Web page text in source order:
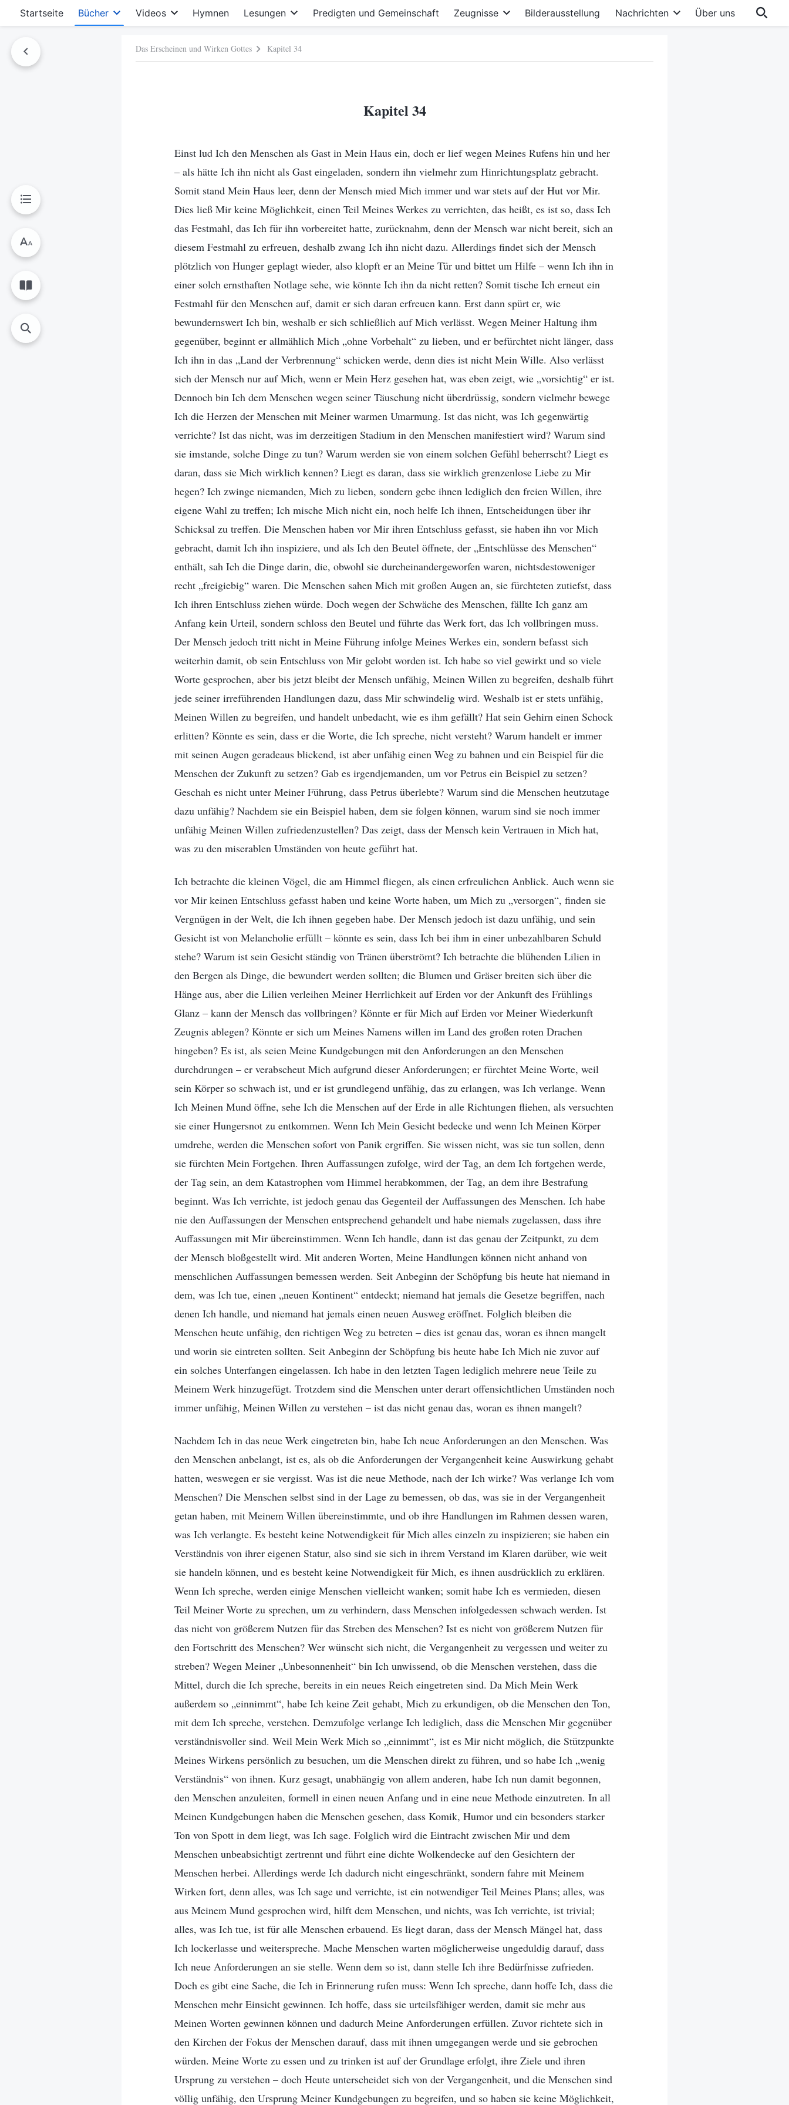
Startseite Bücher Videos Hymnen Lesungen Predigten und Gemeinschaft Zeugnisse Bilderausstellung Nachrichten Über uns
Das Erscheinen und Wirken Gottes Kapitel 34
Kapitel 34
Einst lud Ich den Menschen als Gast in Mein Haus ein, doch er lief wegen Meines Rufens hin und her
– als hätte Ich ihn nicht als Gast eingeladen, sondern ihn vielmehr zum Hinrichtungsplatz gebracht.
Somit stand Mein Haus leer, denn der Mensch mied Mich immer und war stets auf der Hut vor Mir.
Dies ließ Mir keine Möglichkeit, einen Teil Meines Werkes zu verrichten, das heißt, es ist so, dass Ich
das Festmahl, das Ich für ihn vorbereitet hatte, zurücknahm, denn der Mensch war nicht bereit, sich an
diesem Festmahl zu erfreuen, deshalb zwang Ich ihn nicht dazu. Allerdings findet sich der Mensch
plötzlich von Hunger geplagt wieder, also klopft er an Meine Tür und bittet um Hilfe – wenn Ich ihn in
einer solch ernsthaften Notlage sehe, wie könnte Ich ihn da nicht retten? Somit tische Ich erneut ein
Festmahl für den Menschen auf, damit er sich daran erfreuen kann. Erst dann spürt er, wie
bewundernswert Ich bin, weshalb er sich schließlich auf Mich verlässt. Wegen Meiner Haltung ihm
gegenüber, beginnt er allmählich Mich „ohne Vorbehalt“ zu lieben, und er befürchtet nicht länger, dass
Ich ihn in das „Land der Verbrennung“ schicken werde, denn dies ist nicht Mein Wille. Also verlässt
sich der Mensch nur auf Mich, wenn er Mein Herz gesehen hat, was eben zeigt, wie „vorsichtig“ er ist.
Dennoch bin Ich dem Menschen wegen seiner Täuschung nicht überdrüssig, sondern vielmehr bewege
Ich die Herzen der Menschen mit Meiner warmen Umarmung. Ist das nicht, was Ich gegenwärtig
verrichte? Ist das nicht, was im derzeitigen Stadium in den Menschen manifestiert wird? Warum sind
sie imstande, solche Dinge zu tun? Warum werden sie von einem solchen Gefühl beherrscht? Liegt es
daran, dass sie Mich wirklich kennen? Liegt es daran, dass sie wirklich grenzenlose Liebe zu Mir
hegen? Ich zwinge niemanden, Mich zu lieben, sondern gebe ihnen lediglich den freien Willen, ihre
eigene Wahl zu treffen; Ich mische Mich nicht ein, noch helfe Ich ihnen, Entscheidungen über ihr
Schicksal zu treffen. Die Menschen haben vor Mir ihren Entschluss gefasst, sie haben ihn vor Mich
gebracht, damit Ich ihn inspiziere, und als Ich den Beutel öffnete, der „Entschlüsse des Menschen“
enthält, sah Ich die Dinge darin, die, obwohl sie durcheinandergeworfen waren, nichtsdestoweniger
recht „freigiebig“ waren. Die Menschen sahen Mich mit großen Augen an, sie fürchteten zutiefst, dass
Ich ihren Entschluss ziehen würde. Doch wegen der Schwäche des Menschen, fällte Ich ganz am
Anfang kein Urteil, sondern schloss den Beutel und führte das Werk fort, das Ich vollbringen muss.
Der Mensch jedoch tritt nicht in Meine Führung infolge Meines Werkes ein, sondern befasst sich
weiterhin damit, ob sein Entschluss von Mir gelobt worden ist. Ich habe so viel gewirkt und so viele
Worte gesprochen, aber bis jetzt bleibt der Mensch unfähig, Meinen Willen zu begreifen, deshalb führt
jede seiner irreführenden Handlungen dazu, dass Mir schwindelig wird. Weshalb ist er stets unfähig,
Meinen Willen zu begreifen, und handelt unbedacht, wie es ihm gefällt? Hat sein Gehirn einen Schock
erlitten? Könnte es sein, dass er die Worte, die Ich spreche, nicht versteht? Warum handelt er immer
mit seinen Augen geradeaus blickend, ist aber unfähig einen Weg zu bahnen und ein Beispiel für die
Menschen der Zukunft zu setzen? Gab es irgendjemanden, um vor Petrus ein Beispiel zu setzen?
Geschah es nicht unter Meiner Führung, dass Petrus überlebte? Warum sind die Menschen heutzutage
dazu unfähig? Nachdem sie ein Beispiel haben, dem sie folgen können, warum sind sie noch immer
unfähig Meinen Willen zufriedenzustellen? Das zeigt, dass der Mensch kein Vertrauen in Mich hat,
was zu den miserablen Umständen von heute geführt hat.
Ich betrachte die kleinen Vögel, die am Himmel fliegen, als einen erfreulichen Anblick. Auch wenn sie
vor Mir keinen Entschluss gefasst haben und keine Worte haben, um Mich zu „versorgen“, finden sie
Vergnügen in der Welt, die Ich ihnen gegeben habe. Der Mensch jedoch ist dazu unfähig, und sein
Gesicht ist von Melancholie erfüllt – könnte es sein, dass Ich bei ihm in einer unbezahlbaren Schuld
stehe? Warum ist sein Gesicht ständig von Tränen überströmt? Ich betrachte die blühenden Lilien in
den Bergen als Dinge, die bewundert werden sollten; die Blumen und Gräser breiten sich über die
Hänge aus, aber die Lilien verleihen Meiner Herrlichkeit auf Erden vor der Ankunft des Frühlings
Glanz – kann der Mensch das vollbringen? Könnte er für Mich auf Erden vor Meiner Wiederkunft
Zeugnis ablegen? Könnte er sich um Meines Namens willen im Land des großen roten Drachen
hingeben? Es ist, als seien Meine Kundgebungen mit den Anforderungen an den Menschen
durchdrungen – er verabscheut Mich aufgrund dieser Anforderungen; er fürchtet Meine Worte, weil
sein Körper so schwach ist, und er ist grundlegend unfähig, das zu erlangen, was Ich verlange. Wenn
Ich Meinen Mund öffne, sehe Ich die Menschen auf der Erde in alle Richtungen fliehen, als versuchten
sie einer Hungersnot zu entkommen. Wenn Ich Mein Gesicht bedecke und wenn Ich Meinen Körper
umdrehe, werden die Menschen sofort von Panik ergriffen. Sie wissen nicht, was sie tun sollen, denn
sie fürchten Mein Fortgehen. Ihren Auffassungen zufolge, wird der Tag, an dem Ich fortgehen werde,
der Tag sein, an dem Katastrophen vom Himmel herabkommen, der Tag, an dem ihre Bestrafung
beginnt. Was Ich verrichte, ist jedoch genau das Gegenteil der Auffassungen des Menschen. Ich habe
nie den Auffassungen der Menschen entsprechend gehandelt und habe niemals zugelassen, dass ihre
Auffassungen mit Mir übereinstimmen. Wenn Ich handle, dann ist das genau der Zeitpunkt, zu dem
der Mensch bloßgestellt wird. Mit anderen Worten, Meine Handlungen können nicht anhand von
menschlichen Auffassungen bemessen werden. Seit Anbeginn der Schöpfung bis heute hat niemand in
dem, was Ich tue, einen „neuen Kontinent“ entdeckt; niemand hat jemals die Gesetze begriffen, nach
denen Ich handle, und niemand hat jemals einen neuen Ausweg eröffnet. Folglich bleiben die
Menschen heute unfähig, den richtigen Weg zu betreten – dies ist genau das, woran es ihnen mangelt
und worin sie eintreten sollten. Seit Anbeginn der Schöpfung bis heute habe Ich Mich nie zuvor auf
ein solches Unterfangen eingelassen. Ich habe in den letzten Tagen lediglich mehrere neue Teile zu
Meinem Werk hinzugefügt. Trotzdem sind die Menschen unter derart offensichtlichen Umständen noch
immer unfähig, Meinen Willen zu verstehen – ist das nicht genau das, woran es ihnen mangelt?
Nachdem Ich in das neue Werk eingetreten bin, habe Ich neue Anforderungen an den Menschen. Was
den Menschen anbelangt, ist es, als ob die Anforderungen der Vergangenheit keine Auswirkung gehabt
hatten, weswegen er sie vergisst. Was ist die neue Methode, nach der Ich wirke? Was verlange Ich vom
Menschen? Die Menschen selbst sind in der Lage zu bemessen, ob das, was sie in der Vergangenheit
getan haben, mit Meinem Willen übereinstimmte, und ob ihre Handlungen im Rahmen dessen waren,
was Ich verlangte. Es besteht keine Notwendigkeit für Mich alles einzeln zu inspizieren; sie haben ein
Verständnis von ihrer eigenen Statur, also sind sie sich in ihrem Verstand im Klaren darüber, wie weit
sie handeln können, und es besteht keine Notwendigkeit für Mich, es ihnen ausdrücklich zu erklären.
Wenn Ich spreche, werden einige Menschen vielleicht wanken; somit habe Ich es vermieden, diesen
Teil Meiner Worte zu sprechen, um zu verhindern, dass Menschen infolgedessen schwach werden. Ist
das nicht von größerem Nutzen für das Streben des Menschen? Ist es nicht von größerem Nutzen für
den Fortschritt des Menschen? Wer wünscht sich nicht, die Vergangenheit zu vergessen und weiter zu
streben? Wegen Meiner „Unbesonnenheit“ bin Ich unwissend, ob die Menschen verstehen, dass die
Mittel, durch die Ich spreche, bereits in ein neues Reich eingetreten sind. Da Mich Mein Werk
außerdem so „einnimmt“, habe Ich keine Zeit gehabt, Mich zu erkundigen, ob die Menschen den Ton,
mit dem Ich spreche, verstehen. Demzufolge verlange Ich lediglich, dass die Menschen Mir gegenüber
verständnisvoller sind. Weil Mein Werk Mich so „einnimmt“, ist es Mir nicht möglich, die Stützpunkte
Meines Wirkens persönlich zu besuchen, um die Menschen direkt zu führen, und so habe Ich „wenig
Verständnis“ von ihnen. Kurz gesagt, unabhängig von allem anderen, habe Ich nun damit begonnen,
den Menschen anzuleiten, formell in einen neuen Anfang und in eine neue Methode einzutreten. In all
Meinen Kundgebungen haben die Menschen gesehen, dass Komik, Humor und ein besonders starker
Ton von Spott in dem liegt, was Ich sage. Folglich wird die Eintracht zwischen Mir und dem
Menschen unbeabsichtigt zertrennt und führt eine dichte Wolkendecke auf den Gesichtern der
Menschen herbei. Allerdings werde Ich dadurch nicht eingeschränkt, sondern fahre mit Meinem
Wirken fort, denn alles, was Ich sage und verrichte, ist ein notwendiger Teil Meines Plans; alles, was
aus Meinem Mund gesprochen wird, hilft dem Menschen, und nichts, was Ich verrichte, ist trivial;
alles, was Ich tue, ist für alle Menschen erbauend. Es liegt daran, dass der Mensch Mängel hat, dass
Ich lockerlasse und weiterspreche. Mache Menschen warten möglicherweise ungeduldig darauf, dass
Ich neue Anforderungen an sie stelle. Wenn dem so ist, dann stelle Ich ihre Bedürfnisse zufrieden.
Doch es gibt eine Sache, die Ich in Erinnerung rufen muss: Wenn Ich spreche, dann hoffe Ich, dass die
Menschen mehr Einsicht gewinnen. Ich hoffe, dass sie urteilsfähiger werden, damit sie mehr aus
Meinen Worten gewinnen können und dadurch Meine Anforderungen erfüllen. Zuvor richtete sich in
den Kirchen der Fokus der Menschen darauf, dass mit ihnen umgegangen werde und sie gebrochen
würden. Meine Worte zu essen und zu trinken ist auf der Grundlage erfolgt, ihre Ziele und ihren
Ursprung zu verstehen – doch Heute unterscheidet sich von der Vergangenheit, und die Menschen sind
völlig unfähig, den Ursprung Meiner Kundgebungen zu begreifen, und so haben sie keine Möglichkeit,